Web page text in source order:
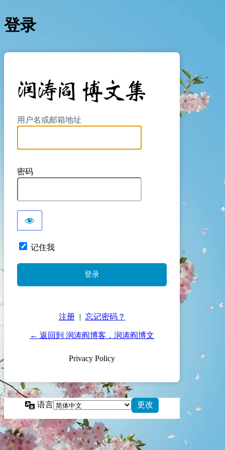
登录
https://
用户名或邮箱地址
密码
记住我
注册 | 忘记密码？
← 返回到 润涛阎博客，润涛阎博文
Privacy Policy
语言